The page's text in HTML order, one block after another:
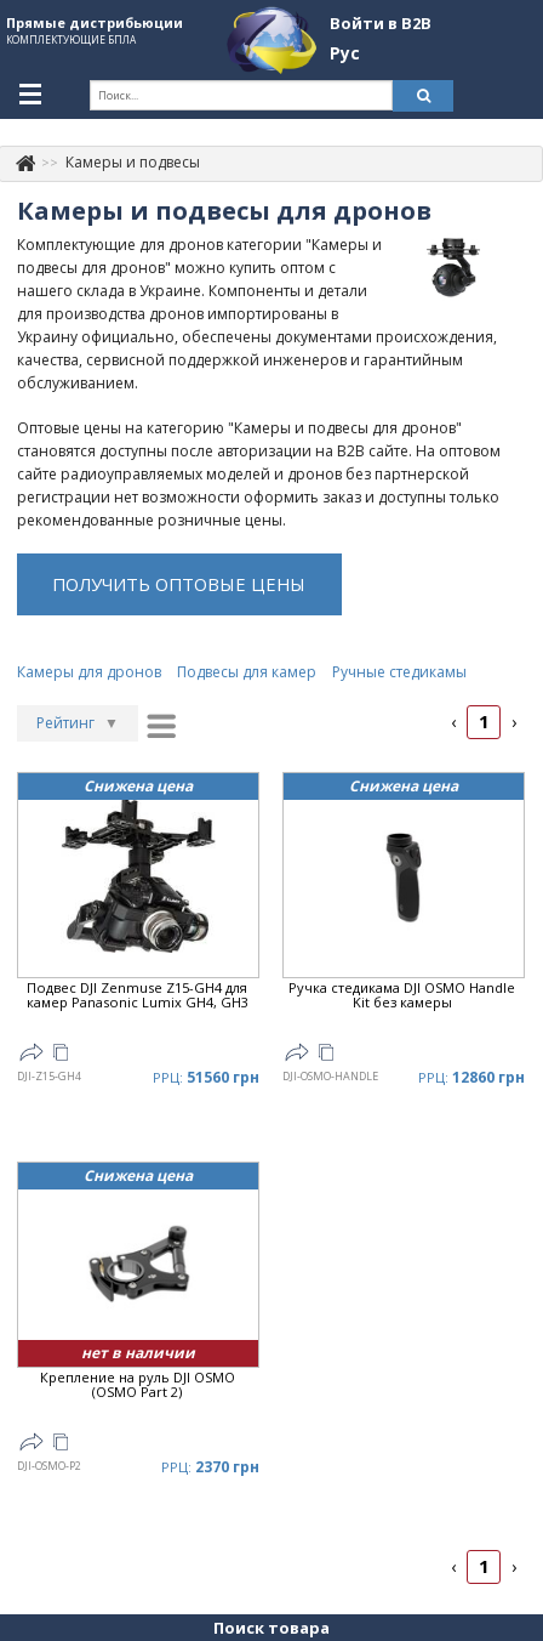
Прямые дистрибьюции
КОМПЛЕКТУЮЩИЕ БПЛА
Войти в B2B
Рус
+380507774092 Контакты
About Company
Обзоры
Категории
Бренды
Войти в B2B
Стать партнером
Камеры и подвесы
Камеры и подвесы для дронов
Комплектующие для дронов категории "Камеры и
подвесы для дронов" можно купить оптом с
нашего склада в Украине. Компоненты и детали
для производства дронов импортированы в
Украину официально, обеспечены документами происхождения,
качества, сервисной поддержкой инженеров и гарантийным
обслуживанием.
Оптовые цены на категорию "Камеры и подвесы для дронов"
становятся доступны после авторизации на B2B сайте. На оптовом
сайте радиоуправляемых моделей и дронов без партнерской
регистрации нет возможности оформить заказ и доступны только
рекомендованные розничные цены.
ПОЛУЧИТЬ ОПТОВЫЕ ЦЕНЫ
Камеры для дронов Подвесы для камер Ручные стедикамы
Рейтинг ▼
Дата ▲
Дата ▼
Цена ▼
‹ 1 ›
Снижена цена
Подвес DJI Zenmuse Z15-GH4 для
камер Panasonic Lumix GH4, GH3
DJI-Z15-GH4 РРЦ: 51560 грн
Снижена цена
Ручка стедикама DJI OSMO Handle
Kit без камеры
DJI-OSMO-HANDLE РРЦ: 12860 грн
Снижена цена
нет в наличии
Крепление на руль DJI OSMO
(OSMO Part 2)
DJI-OSMO-P2 РРЦ: 2370 грн
‹ 1 ›
Поиск товара